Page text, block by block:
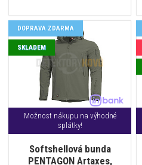
Možnost nákupu na výhodné
splátky!
Softshellová bunda
PENTAGON Artaxes,
DOPRAVA ZDARMA
SKLADEM